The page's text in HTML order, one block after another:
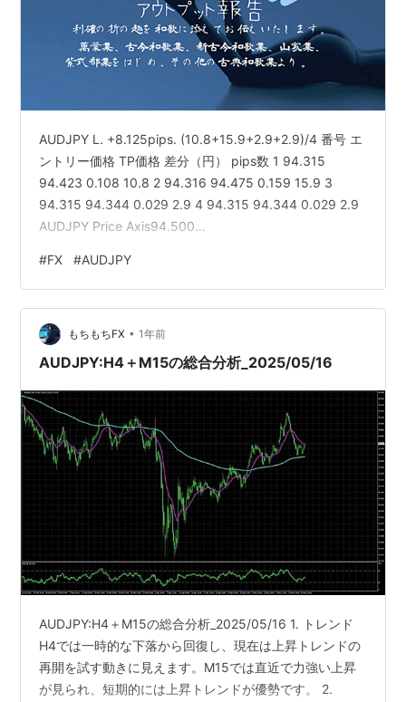
AUDJPY L. +8.125pips. (10.8+15.9+2.9+2.9)/4 番号 エ
ントリー価格 TP価格 差分（円） pips数 1 94.315
94.423 0.108 10.8 2 94.316 94.475 0.159 15.9 3
94.315 94.344 0.029 2.9 4 94.315 94.344 0.029 2.9
AUDJPY Price Axis94.500
(TP②) │ │94.423 ──────● (TP①) │ │94.344
──────● (TP③・④) │ │…
#FX #AUDJPY
もちもちFX • 1年前
AUDJPY:H4＋M15の総合分析_2025/05/16
AUDJPY:H4＋M15の総合分析_2025/05/16 1. トレンド
H4では一時的な下落から回復し、現在は上昇トレンドの
再開を試す動きに見えます。M15では直近で力強い上昇
が見られ、短期的には上昇トレンドが優勢です。 2.